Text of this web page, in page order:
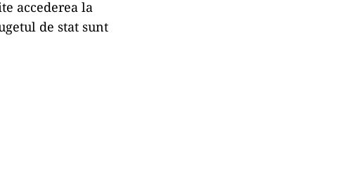
accederea la
de stat sunt